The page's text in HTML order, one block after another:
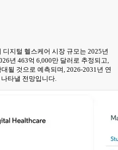
지털 헬스케어 시장 규모는 2025년
년 463억 6,000만 달러로 추정되고,
될 것으로 예측되며, 2026-2031년 연
타낼 전망입니다.